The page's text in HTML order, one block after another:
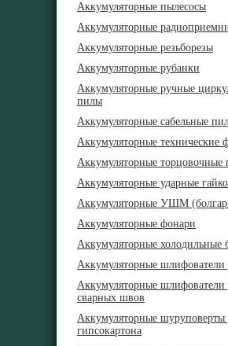
Аккумуляторные пылесосы
Аккумуляторные
Аккумуляторные резьборезы
Аккумуляторные рубанки
Аккумуляторные ручные
пилы
Аккумуляторные сабельные
Аккумуляторные технические
Аккумуляторные торцовочные
Аккумуляторные ударные
Аккумуляторные УШМ
Аккумуляторные фонари
Аккумуляторные холодильные
Аккумуляторные шлифователи
Аккумуляторные шлифователи
сварных швов
Аккумуляторные шуруповерты
гипсокартона